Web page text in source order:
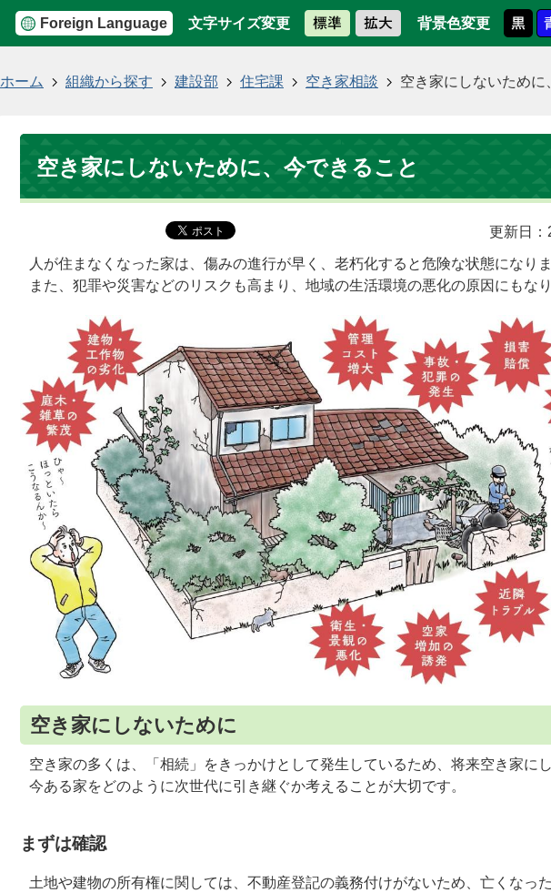
Foreign Language 文字サイズ変更 背景色変更
ホーム 組織から探す 建設部 住宅課 空き家相談 空き家にしないために
空き家にしないために、今できること
更新日
人が住まなくなった家は、傷みの進行が早く、老朽化すると危険な状態になり
また、犯罪や災害などのリスクも高まり、地域の生活環境の悪化の原因にもな
空き家にしないために
空き家の多くは、「相続」をきっかけとして発生しているため、将来空き家に
今ある家をどのように次世代に引き継ぐか考えることが大切です。
まずは確認
土地や建物の所有権に関しては、不動産登記の義務付けがないため、亡くなっ